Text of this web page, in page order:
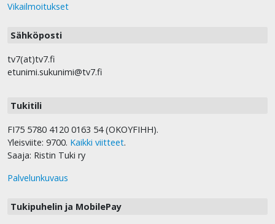
Vikailmoitukset
Sähköposti
tv7(at)tv7.fi
etunimi.sukunimi@tv7.fi
Tukitili
FI75 5780 4120 0163 54 (OKOYFIHH).
Yleisviite: 9700. Kaikki viitteet.
Saaja: Ristin Tuki ry
Palvelunkuvaus
Tukipuhelin ja MobilePay